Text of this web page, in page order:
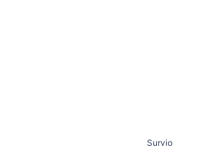
Survio